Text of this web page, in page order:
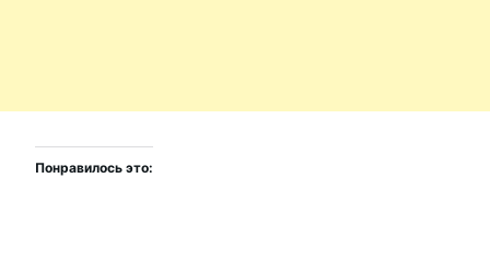
Понравилось это: